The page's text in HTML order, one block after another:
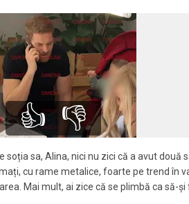
👍 👎
sa, Alina, nici nu zici că a avut două
cu rame metalice, foarte pe trend în
Mai mult, ai zice că se plimbă ca să-